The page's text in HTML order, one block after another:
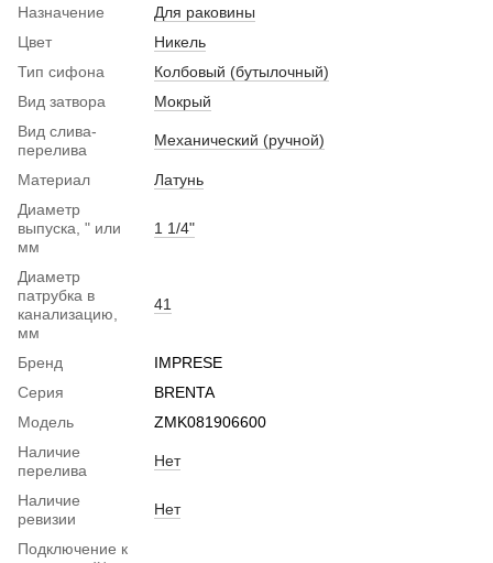
Назначение
Для раковины
Цвет
Никель
Тип сифона
Колбовый (бутылочный)
Вид затвора
Мокрый
Вид слива-
перелива
Механический (ручной)
Материал
Латунь
Диаметр
выпуска, " или
мм
1 1/4"
Диаметр
патрубка в
канализацию,
мм
41
Бренд
IMPRESE
Серия
BRENTA
Модель
ZMK081906600
Наличие
перелива
Нет
Наличие
ревизии
Нет
Подключение к